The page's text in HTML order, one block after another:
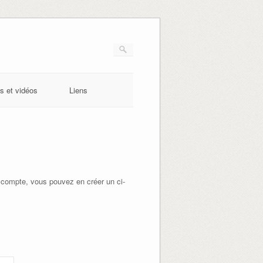
et vidéos Liens
vous pouvez en créer un ci-